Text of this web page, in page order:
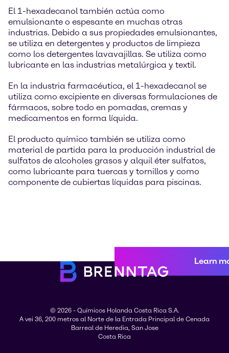
El 1-hexadecanol también actúa como
emulsionante o espesante en muchas otras
industrias. Debido a sus propiedades emulsionantes,
se utiliza en detergentes y productos de limpieza
como los detergentes lavavajillas. Se utiliza como
lubricante en las industrias metalúrgica y textil.
En la industria farmacéutica, el 1-hexadecanol se
utiliza como excipiente en diversas formulaciones de
fármacos, sobre todo en pomadas, cremas y
medicamentos en forma líquida.
El producto químico también se utiliza como
material de partida para la producción industrial de
sulfatos de alcoholes grasos y alquil éter sulfatos,
como lubricante para tuercas y tornillos y como
componente de cubiertas líquidas para piscinas.
Learn
© 2026 - Químicos Holanda Costa Rica S.A.
A vei 36, 200 metros al Norte de la Entrada Principal de Cenada
Barreal de Heredia, San Jose
Costa Rica